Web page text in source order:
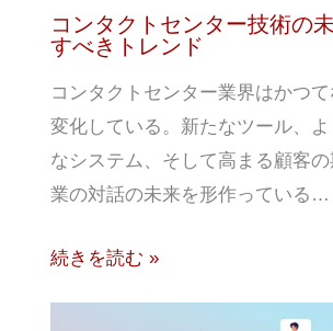
コンタクトセンター技術の
すべきトレンド
コンタクトセンター業界はかつ
変化している。新たなツール、よ
なシステム、そして高まる顧客
業の対話の未来を形作っている…
続きを読む »